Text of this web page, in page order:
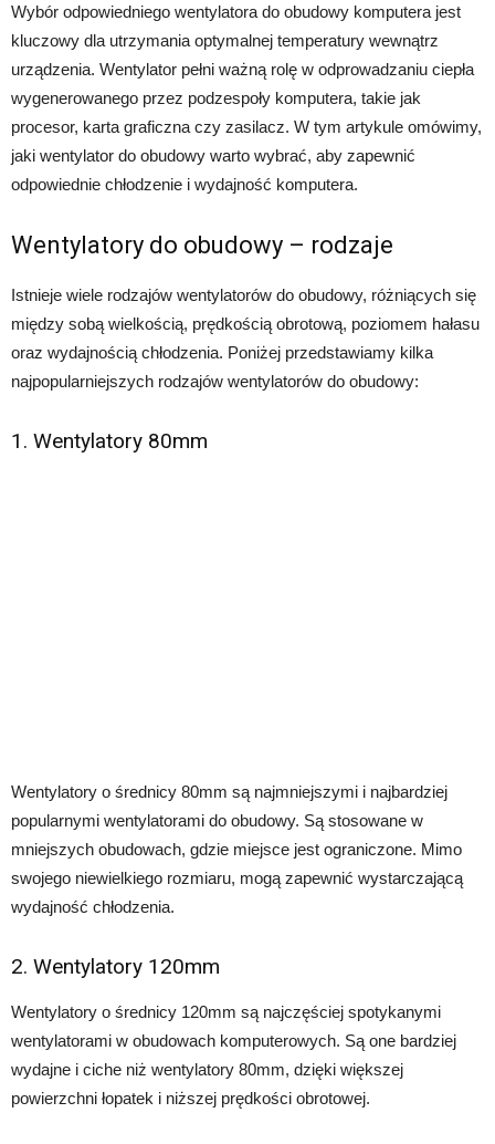
Wybór odpowiedniego wentylatora do obudowy komputera jest
kluczowy dla utrzymania optymalnej temperatury wewnątrz
urządzenia. Wentylator pełni ważną rolę w odprowadzaniu ciepła
wygenerowanego przez podzespoły komputera, takie jak
procesor, karta graficzna czy zasilacz. W tym artykule omówimy,
jaki wentylator do obudowy warto wybrać, aby zapewnić
odpowiednie chłodzenie i wydajność komputera.
Wentylatory do obudowy – rodzaje
Istnieje wiele rodzajów wentylatorów do obudowy, różniących się
między sobą wielkością, prędkością obrotową, poziomem hałasu
oraz wydajnością chłodzenia. Poniżej przedstawiamy kilka
najpopularniejszych rodzajów wentylatorów do obudowy:
1. Wentylatory 80mm
Wentylatory o średnicy 80mm są najmniejszymi i najbardziej
popularnymi wentylatorami do obudowy. Są stosowane w
mniejszych obudowach, gdzie miejsce jest ograniczone. Mimo
swojego niewielkiego rozmiaru, mogą zapewnić wystarczającą
wydajność chłodzenia.
2. Wentylatory 120mm
Wentylatory o średnicy 120mm są najczęściej spotykanymi
wentylatorami w obudowach komputerowych. Są one bardziej
wydajne i ciche niż wentylatory 80mm, dzięki większej
powierzchni łopatek i niższej prędkości obrotowej.